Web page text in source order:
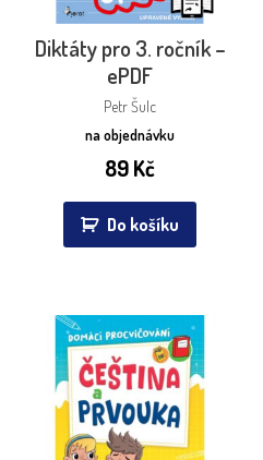
Diktáty pro 3. ročník –
ePDF
Petr Šulc
na objednávku
89Kč
Do košíku